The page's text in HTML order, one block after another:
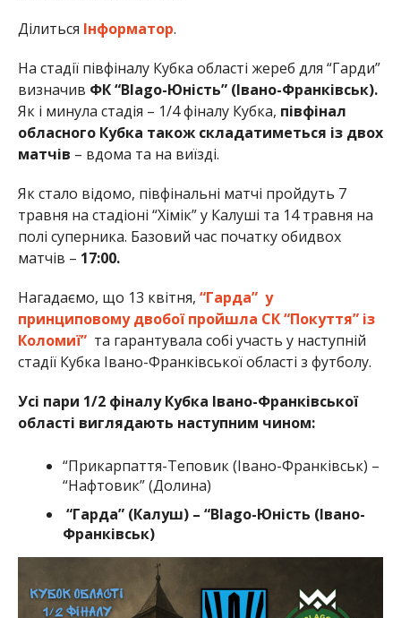
Ділиться Інформатор.
На стадії півфіналу Кубка області жереб для “Гарди”
визначив ФК “Blago-Юність” (Івано-Франківськ).
Як і минула стадія – 1/4 фіналу Кубка, півфінал
обласного Кубка також складатиметься із двох
матчів – вдома та на виїзді.
Як стало відомо, півфінальні матчі пройдуть 7
травня на стадіоні “Хімік” у Калуші та 14 травня на
полі суперника. Базовий час початку обидвох
матчів – 17:00.
Нагадаємо, що 13 квітня, “Гарда” у
принциповому двобої пройшла СК “Покуття” із
Коломиї” та гарантувала собі участь у наступній
стадії Кубка Івано-Франківської області з футболу.
Усі пари 1/2 фіналу Кубка Івано-Франківської
області виглядають наступним чином:
“Прикарпаття-Теповик (Івано-Франківськ) –
“Нафтовик” (Долина)
“Гарда” (Калуш) – “Blago-Юність (Івано-
Франківськ)